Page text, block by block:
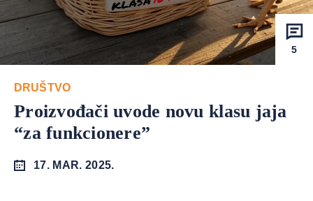
5
DRUŠTVO
Proizvođači uvode novu klasu jaja
“za funkcionere”
17. MAR. 2025.